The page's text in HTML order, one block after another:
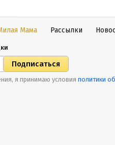
Мама Рассылки
я принимаю условия политики